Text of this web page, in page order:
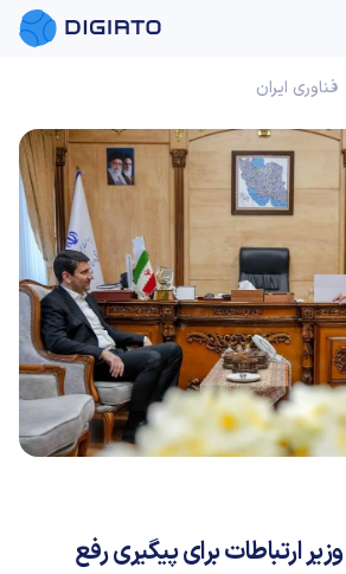
فناوری ایران
ارتباطات برای پیگیری رفع